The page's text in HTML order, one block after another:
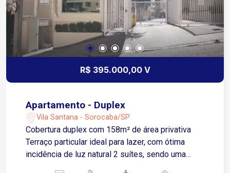
R$ 395.000,00 V
Apartamento - Duplex
Vila Santana - Sorocaba/SP
Cobertura duplex com 158m² de área privativa
Terraço particular ideal para lazer, com ótima
incidência de luz natural 2 suítes, sendo uma